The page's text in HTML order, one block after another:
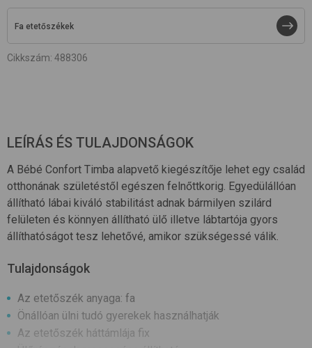
Fa etetőszékek
Cikkszám: 488306
LEÍRÁS ÉS TULAJDONSÁGOK
A Bébé Confort Timba alapvető kiegészítője lehet egy család
otthonának születéstől egészen felnőttkorig. Egyedülállóan
állítható lábai kiváló stabilitást adnak bármilyen szilárd
felületen és könnyen állítható ülő illetve lábtartója gyors
állíthatóságot tesz lehetővé, amikor szükségessé válik.
Tulajdonságok
Az etetőszék anyaga: fa
Önállóan ülni tudó gyerekek használhatják
Az etetőszék háttámlája fix